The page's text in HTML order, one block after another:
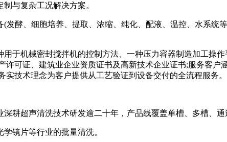
与复杂工况解决方案。
酵、细胞培养、提取、浓缩、纯化、配液、温控、水系统
机械密封搅拌机的控制方法、一种压力容器制造加工操
可证、建筑业企业资质证书及高新技术企业证书;服务客
技术理念为客户提供从工艺验证到设备交付的全流程服务。
超声清洗技术研发逾二十年，产品线覆盖单槽、多槽、通
镜片等行业的批量清洗。